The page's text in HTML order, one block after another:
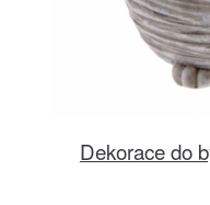
Dekorace do